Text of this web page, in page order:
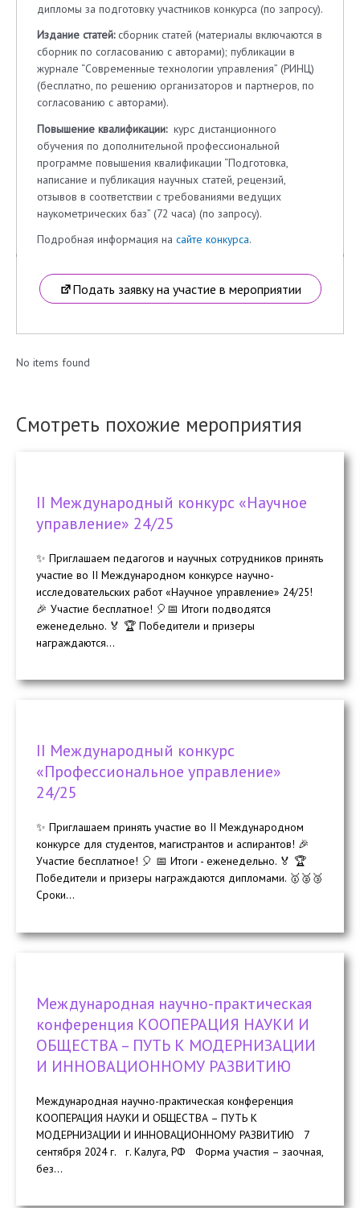
дипломы за подготовку участников конкурса (по запросу).
Издание статей: сборник статей (материалы включаются в
сборник по согласованию с авторами); публикации в
журнале “Современные технологии управления” (РИНЦ)
(бесплатно, по решению организаторов и партнеров, по
согласованию с авторами).
Повышение квалификации:курс дистанционного
обучения по дополнительной профессиональной
программе повышения квалификации “Подготовка,
написание и публикация научных статей, рецензий,
отзывов в соответствии с требованиями ведущих
наукометрических баз” (72 часа) (по запросу).
Подробная информация на сайте конкурса.
Подать заявку на участие в мероприятии
No items found
Смотреть похожие мероприятия
II Международный конкурс «Научное
управление» 24/25
✨ Приглашаем педагогов и научных сотрудников принять
участие во II Международном конкурсе научно-
исследовательских работ «Научное управление» 24/25!
🎉 Участие бесплатное! 🎈📅 Итоги подводятся
еженедельно. 🏅 🏆 Победители и призеры
награждаются...
II Международный конкурс
«Профессиональное управление»
24/25
✨ Приглашаем принять участие во II Международном
конкурсе для студентов, магистрантов и аспирантов! 🎉
Участие бесплатное! 🎈 📅 Итоги - еженедельно. 🏅 🏆
Победители и призеры награждаются дипломами. 🥇🥈🥉
Сроки...
Международная научно-практическая
конференция КООПЕРАЦИЯ НАУКИ И
ОБЩЕСТВА – ПУТЬ К МОДЕРНИЗАЦИИ
И ИННОВАЦИОННОМУ РАЗВИТИЮ
Международная научно-практическая конференция
КООПЕРАЦИЯ НАУКИ И ОБЩЕСТВА – ПУТЬ К
МОДЕРНИЗАЦИИ И ИННОВАЦИОННОМУ РАЗВИТИЮ 7
сентября 2024 г. г. Калуга, РФ Форма участия – заочная,
без...